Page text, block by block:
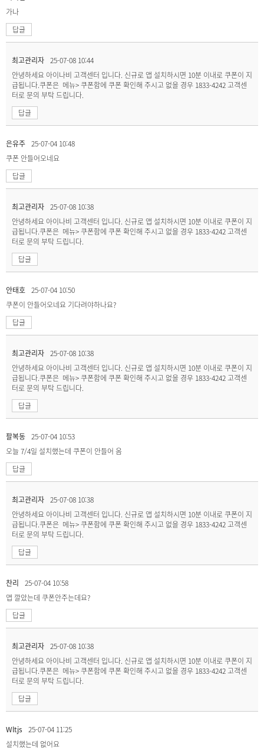
가나
답글
최고관리자 25-07-08 10:44
안녕하세요 아이나비 고객센터 입니다. 신규로 앱 설치하시면 10분 이내로 쿠폰이 지
급됩니다.쿠폰은 메뉴> 쿠폰함에 쿠폰 확인해 주시고 없을 경우 1833-4242 고객센
터로 문의 부탁 드립니다.
답글
은유주 25-07-04 10:48
쿠폰 안들어오네요
답글
최고관리자 25-07-08 10:38
안녕하세요 아이나비 고객센터 입니다. 신규로 앱 설치하시면 10분 이내로 쿠폰이 지
급됩니다.쿠폰은 메뉴> 쿠폰함에 쿠폰 확인해 주시고 없을 경우 1833-4242 고객센
터로 문의 부탁 드립니다.
답글
안태호 25-07-04 10:50
쿠폰이 안들어오네요 기다려야하나요?
답글
최고관리자 25-07-08 10:38
안녕하세요 아이나비 고객센터 입니다. 신규로 앱 설치하시면 10분 이내로 쿠폰이 지
급됩니다.쿠폰은 메뉴> 쿠폰함에 쿠폰 확인해 주시고 없을 경우 1833-4242 고객센
터로 문의 부탁 드립니다.
답글
팔복동 25-07-04 10:53
오늘 7/4일 설치했는데 쿠폰이 안들어 옴
답글
최고관리자 25-07-08 10:38
안녕하세요 아이나비 고객센터 입니다. 신규로 앱 설치하시면 10분 이내로 쿠폰이 지
급됩니다.쿠폰은 메뉴> 쿠폰함에 쿠폰 확인해 주시고 없을 경우 1833-4242 고객센
터로 문의 부탁 드립니다.
답글
찬리
25-07-04 10:58
앱 깔았는데 쿠폰안주는데요?
답글
최고관리자 25-07-08 10:38
안녕하세요 아이나비 고객센터 입니다. 신규로 앱 설치하시면 10분 이내로 쿠폰이 지
급됩니다.쿠폰은 메뉴> 쿠폰함에 쿠폰 확인해 주시고 없을 경우 1833-4242 고객센
터로 문의 부탁 드립니다.
답글
Wltjs
25-07-04 11:25
설치했는데 없어요